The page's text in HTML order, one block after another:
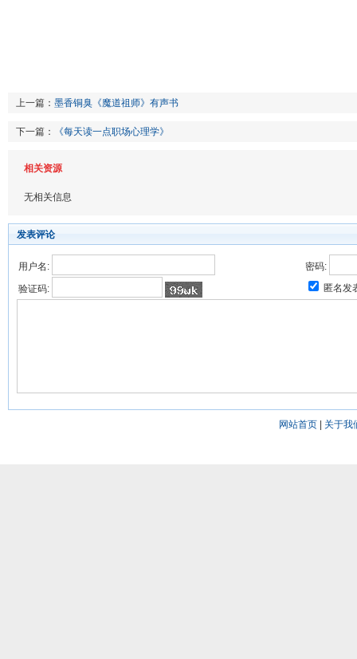
上一篇： 墨香铜臭《魔道祖师》有声书
下一篇： 《每天读一点职场心理学》
相关资源
无相关信息
发表评论
用户名:
密码:
验证码:
匿名发
网站首页| 关于我